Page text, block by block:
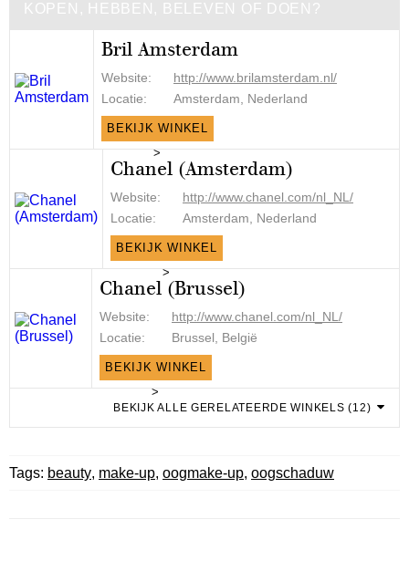
KOPEN, HEBBEN, BELEVEN OF DOEN?
Bril Amsterdam
Website:
http://www.brilamsterdam.nl/
Locatie:
Amsterdam, Nederland
BEKIJK WINKEL
>
Chanel (Amsterdam)
Website:
http://www.chanel.com/nl_NL/
Locatie:
Amsterdam, Nederland
BEKIJK WINKEL
>
Chanel (Brussel)
Website:
http://www.chanel.com/nl_NL/
Locatie:
Brussel, België
BEKIJK WINKEL
>
BEKIJK ALLE GERELATEERDE WINKELS (12)
Tags: beauty, make-up, oogmake-up, oogschaduw